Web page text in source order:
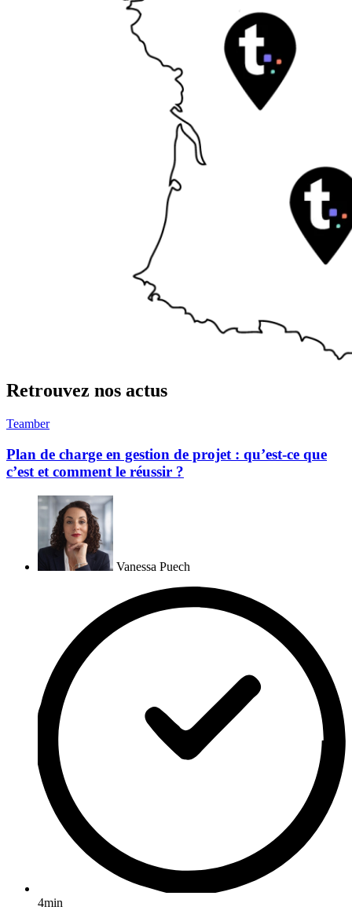
Retrouvez nos actus
Teamber
Plan de charge en gestion de projet : qu’est-ce que
c’est et comment le réussir ?
Vanessa Puech
4min